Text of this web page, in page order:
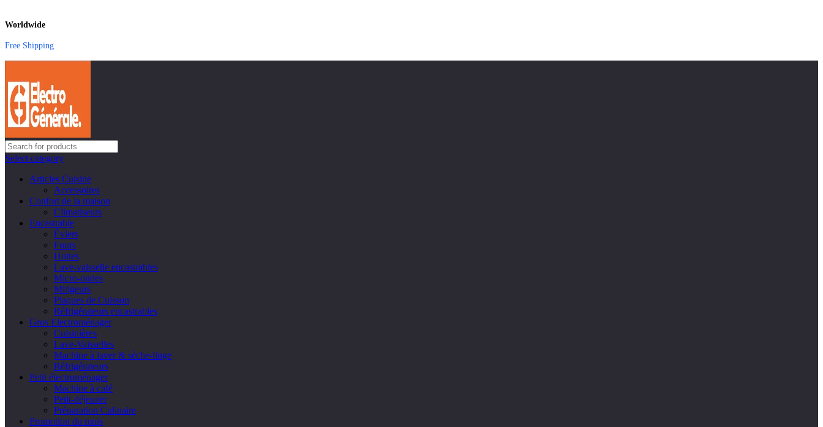
Worldwide
Free Shipping
Select category
Articles Cuisine
Accessoires
Confort de la maison
Climatiseurs
Encastrable
Éviers
Fours
Hottes
Lave-vaisselle encastrables
Micro-ondes
Mitigeurs
Plaques de Cuisson
Réfrigérateurs encastrables
Gros Electroménager
Cuisinières
Lave-Vaisselles
Machine à laver & sèche-linge
Réfrigérateurs
Petit électroménager
Machine à café
Petit-déjeuner
Préparation Culinaire
Promotion du mois